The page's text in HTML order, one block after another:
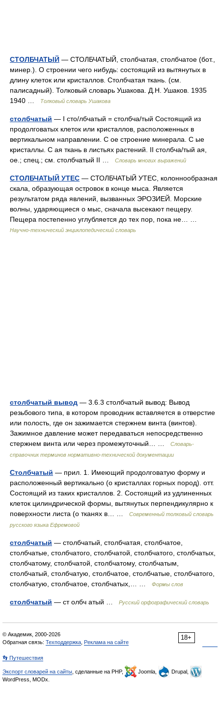
СТОЛБЧАТЫЙ — СТОЛБЧАТЫЙ, столбчатая, столбчатое (бот.,
минер.). О строении чего нибудь: состоящий из вытянутых в
длину клеток или кристаллов. Столбчатая ткань. (см.
палисадный). Толковый словарь Ушакова. Д.Н. Ушаков. 1935
1940 …
Толковый словарь Ушакова
столбчатый — I сто/лбчатый = столбча/тый Состоящий из
продолговатых клеток или кристаллов, расположенных в
вертикальном направлении. С ое строение минерала. С ые
кристаллы. С ая ткань в листьях растений. II столбча/тый ая,
ое.; спец.; см. столбчатый II …
Словарь многих выражений
СТОЛБЧАТЫЙ УТЕС — СТОЛБЧАТЫЙ УТЕС, колоннообразная
скала, образующая островок в конце мыса. Является
результатом ряда явлений, вызванных ЭРОЗИЕЙ. Морские
волны, ударяющиеся о мыс, сначала высекают пещеру.
Пещера постепенно углубляется до тех пор, пока не… …
Научно-технический энциклопедический словарь
столбчатый вывод — 3.6.3 столбчатый вывод: Вывод
резьбового типа, в котором проводник вставляется в отверстие
или полость, где он зажимается стержнем винта (винтов).
Зажимное давление может передаваться непосредственно
стержнем винта или через промежуточный… …
Словарь-
справочник терминов нормативно-технической документации
Столбчатый — прил. 1. Имеющий продолговатую форму и
расположенный вертикально (о кристаллах горных пород). отт.
Состоящий из таких кристаллов. 2. Состоящий из удлиненных
клеток цилиндрической формы, вытянутых перпендикулярно к
поверхности листа (о тканях в… …
Современный толковый словарь
русского языка Ефремовой
столбчатый — столбчатый, столбчатая, столбчатое,
столбчатые, столбчатого, столбчатой, столбчатого, столбчатых,
столбчатому, столбчатой, столбчатому, столбчатым,
столбчатый, столбчатую, столбчатое, столбчатые, столбчатого,
столбчатую, столбчатое, столбчатых,… …
Формы слов
столбчатый — ст олбч атый … Русский орфографический словарь
18+
© Академик, 2000-2026
Обратная связь: Техподдержка Реклама на сайте
👣 Путешествия
Экспорт словарей на сайты , сделанные на PHP, Joomla,
Drupal,
WordPress, MODx.